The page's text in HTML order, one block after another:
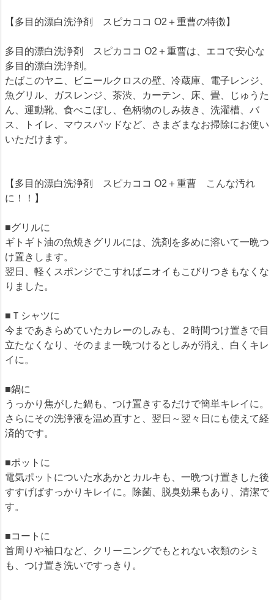
【多目的漂白洗浄剤 スピカココ O2＋重曹の特徴】
多目的漂白洗浄剤 スピカココ O2＋重曹は、エコで安心な
多目的漂白洗浄剤。
たばこのヤニ、ビニールクロスの壁、冷蔵庫、電子レンジ、
魚グリル、ガスレンジ、茶渋、カーテン、床、畳、じゅうた
ん、運動靴、食べこぼし、色柄物のしみ抜き、洗濯槽、バ
ス、トイレ、マウスパッドなど、さまざまなお掃除にお使い
いただけます。
【多目的漂白洗浄剤 スピカココ O2＋重曹 こんな汚れ
に！！】
■グリルに
ギトギト油の魚焼きグリルには、洗剤を多めに溶いて一晩つ
け置きします。
翌日、軽くスポンジでこすればニオイもこびりつきもなくな
りました。
■Ｔシャツに
今まであきらめていたカレーのしみも、２時間つけ置きで目
立たなくなり、そのまま一晩つけるとしみが消え、白くキレ
イに。
■鍋に
うっかり焦がした鍋も、つけ置きするだけで簡単キレイに。
さらにその洗浄液を温め直すと、翌日～翌々日にも使えて経
済的です。
■ポットに
電気ポットについた水あかとカルキも、一晩つけ置きした後
すすげばすっかりキレイに。除菌、脱臭効果もあり、清潔で
す。
■コートに
首周りや袖口など、クリーニングでもとれない衣類のシミ
も、つけ置き洗いですっきり。